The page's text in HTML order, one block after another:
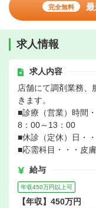
完全無料
求人情報
求人内容
店舗にて調剤業務、
きます。
■診療（営業）時間
8：00～13：00
■休診（定休）日・
■応需科目・・・皮
給与
年収450万円以上可
【年収】450万円